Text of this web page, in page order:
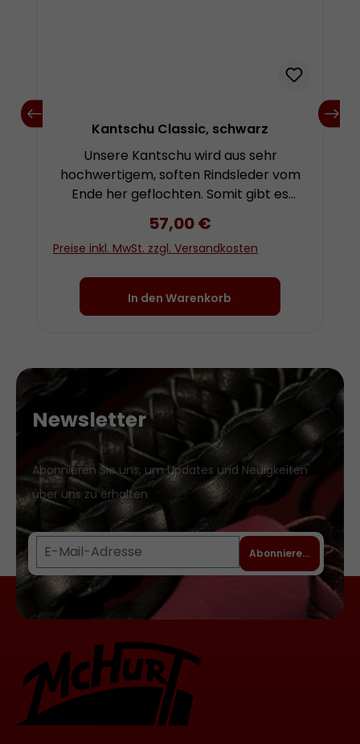
Kantschu Classic, schwarz
Unsere Kantschu wird aus sehr
hochwertigem, soften Rindsleder vom
Ende her geflochten. Somit gibt es
keinen Absatz zwischen dem
geflochtenen Teil und der Klatsche,
sondern einen nahtlosen Übergang.In
Kantschu außergewöhnlich gut zu
Klatsche der Kantschu ein
unverwechselbares Geräusch wie ein
langgezogenes Ploppen.Wer den
eigentümlichen, in die Tiefe gehenden
Schmerz der Kantschu einmal erfahren
hat, wird später alleine bei dem
Geräusch eine Gänsehaut bekommen.
Länge: ca. 70 Zentimeter zuzüglich
Klatsche ca. 15 x 3 Zentimeter
Regulärer Preis:
57,00 €
Preise inkl. MwSt. zzgl. Versandkosten
In den Warenkorb
Newsletter
Abonnieren Sie uns, um Updates und Neuigkeiten
über uns zu erhalten
Abonnieren